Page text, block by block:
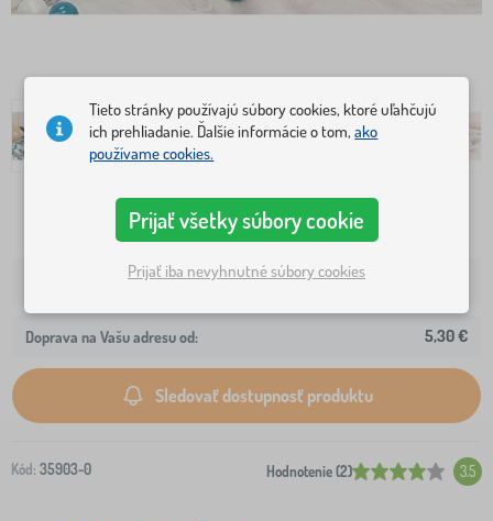
49,60 € 44,10 €
dočasné vypredané
Doprava na Vašu adresu od: 5,30 €
Sledovať dostupnosť produktu
Kód: 35903-0 Hodnotenie (2) 3.5
Tieto stránky používajú súbory cookies, ktoré uľahčujú
ich prehliadanie. Ďalšie informácie o tom,ako
používame cookies.
Prijať všetky súbory cookie
Prijať iba nevyhnutné súbory cookies